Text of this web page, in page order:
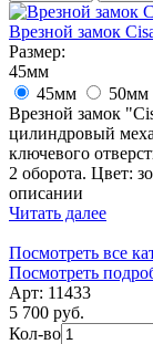
Врезной замок
Размер:
45мм
45мм
50мм
Врезной замок
цилиндровый
ключевого
2 оборота. Цвет:
описании
Читать далее
Посмотреть все
Посмотреть
Арт: 11433
5 700 руб.
Кол-во